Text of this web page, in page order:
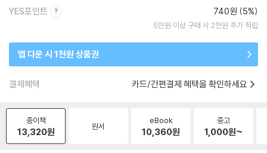
YES포인트 740원 (5%)
5만원 이상 구매 시 2천원 추가 적립
앱 다운 시 1천원 상품권
결제혜택 카드/간편결제 혜택을 확인하세요
종이책
13,320원 원서
eBook
10,360원
중고
1,000원~